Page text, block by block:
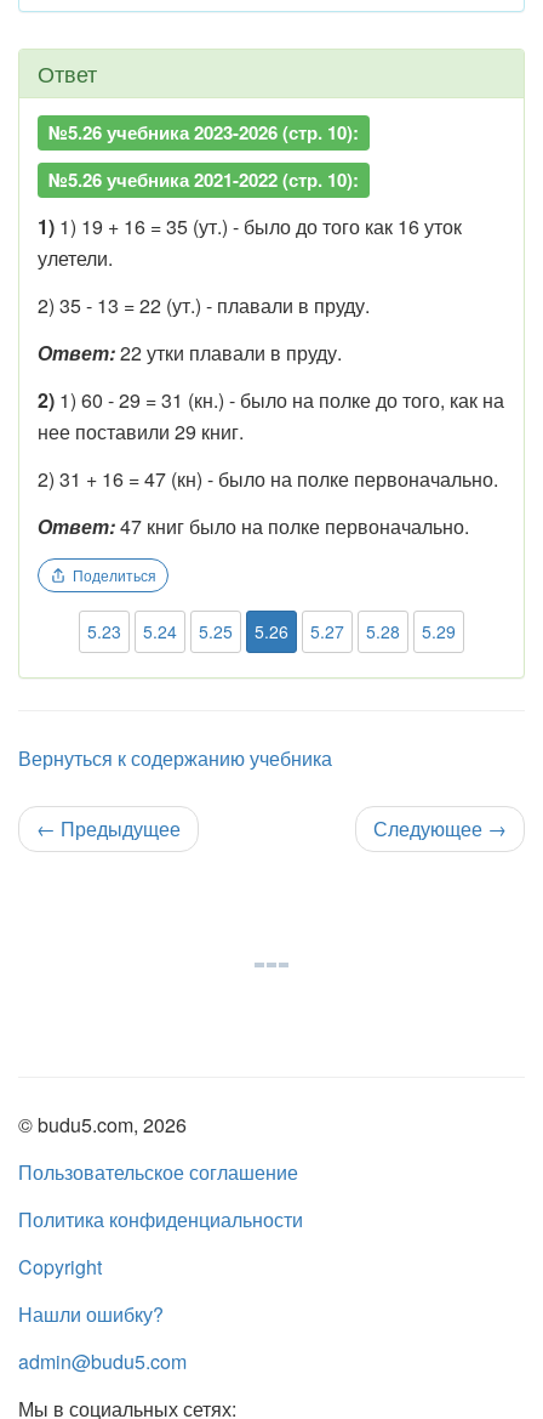
Ответ
№5.26 учебника 2023-2026 (стр. 10):
№5.26 учебника 2021-2022 (стр. 10):
1) 1) 19 + 16 = 35 (ут.) - было до того как 16 уток
улетели.
2) 35 - 13 = 22 (ут.) - плавали в пруду.
Ответ:22 утки плавали в пруду.
2) 1) 60 - 29 = 31 (кн.) - было на полке до того, как на
нее поставили 29 книг.
2) 31 + 16 = 47 (кн) - было на полке первоначально.
Ответ:47 книг было на полке первоначально.
Поделиться
5.23 5.24 5.25 5.26 5.27 5.28 5.29
Вернуться к содержанию учебника
← Предыдущее Следующее →
© budu5.com, 2026
Пользовательское соглашение
Политика конфиденциальности
Copyright
Нашли ошибку?
admin@budu5.com
Мы в социальных сетях: